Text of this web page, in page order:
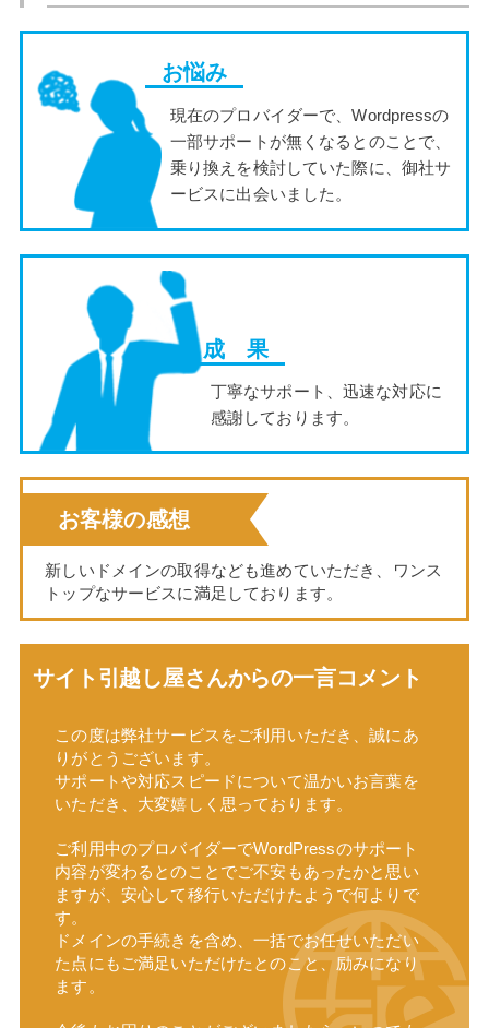
お悩み
現在のプロバイダーで、Wordpressの
一部サポートが無くなるとのことで、
乗り換えを検討していた際に、御社サ
ービスに出会いました。
成 果
丁寧なサポート、迅速な対応に
感謝しております。
お客様の感想
新しいドメインの取得なども進めていただき、ワンス
トップなサービスに満足しております。
サイト引越し屋さんからの一言コメント
この度は弊社サービスをご利用いただき、誠にあ
りがとうございます。
サポートや対応スピードについて温かいお言葉を
いただき、大変嬉しく思っております。
ご利用中のプロバイダーでWordPressのサポート
内容が変わるとのことでご不安もあったかと思い
ますが、安心して移行いただけたようで何よりで
す。
ドメインの手続きを含め、一括でお任せいただい
た点にもご満足いただけたとのこと、励みになり
ます。